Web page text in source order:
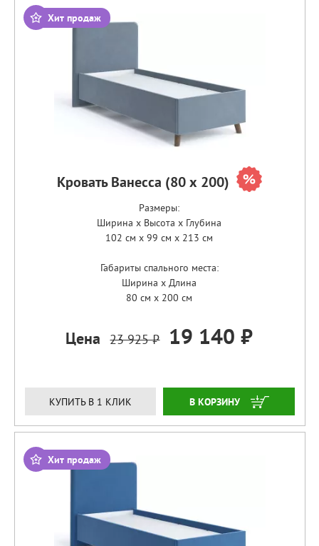
Хит продаж
Кровать Ванесса (80 х 200)
Размеры:
Ширина x Высота x Глубина
102 см x 99 см x 213 см
Габариты спального места:
Ширина x Длина
80 см x 200 см
Цена 23 925 ₽ 19 140 ₽
КУПИТЬ В 1 КЛИК ЗАКАЗАТЬ
Хит продаж